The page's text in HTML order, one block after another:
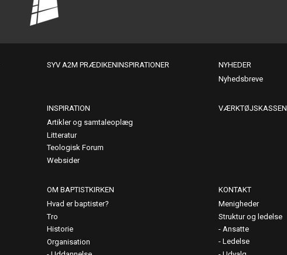
SYV A2M PRÆDIKENINSPIRATIONER
NYHEDER
Nyhedsbreve
INSPIRATION
Artikler og samtaleoplæg
Litteratur
Teologisk Forum
Websider
VÆRKTØJSKASSEN
OM BAPTISTKIRKEN
Hvad er baptister?
Tro
Historie
Organisation
KONTAKT
Menigheder
Struktur og ledelse
Ansatte
Ledelse